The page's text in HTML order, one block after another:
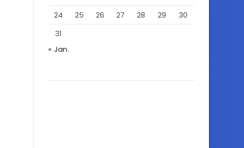
24
25 26 27 28 29
30
31
« Jan.